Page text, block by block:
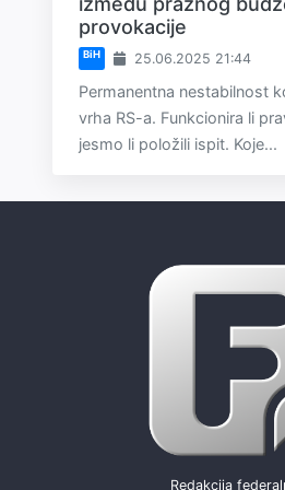
provokacije
BiH 25.06.2025 21:44
Permanentna nestabilnost
vrha RS-a. Funkcionira li
jesmo li položili ispit. Koje...
Redakcija